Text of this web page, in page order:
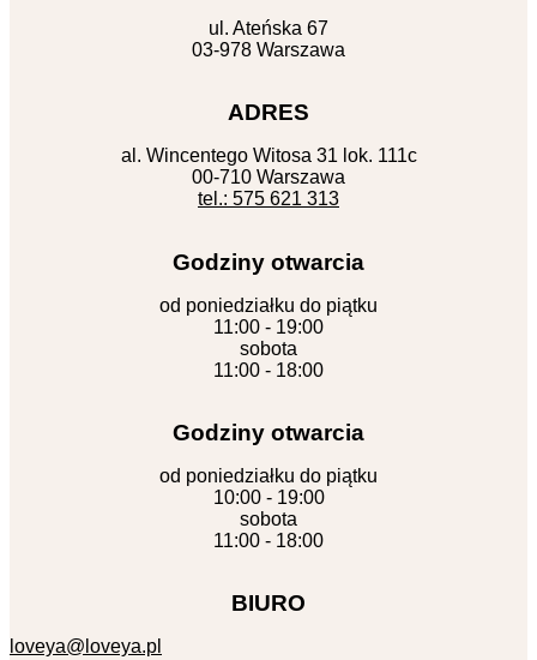
ul. Ateńska 67
03-978 Warszawa
ADRES
al. Wincentego Witosa 31 lok. 111c
00-710 Warszawa
tel.: 575 621 313
Godziny otwarcia
od poniedziałku do piątku
11:00 - 19:00
sobota
11:00 - 18:00
Godziny otwarcia
od poniedziałku do piątku
10:00 - 19:00
sobota
11:00 - 18:00
BIURO
loveya@loveya.pl